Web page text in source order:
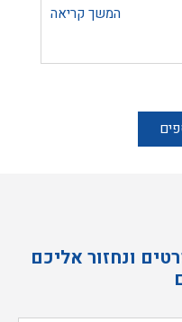
המשך קריאה
ונחזור אליכם